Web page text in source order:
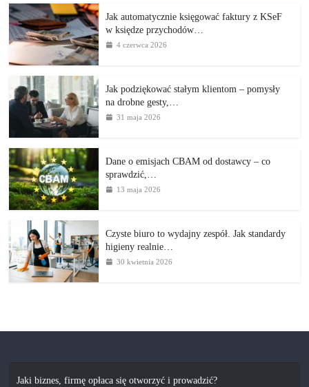
Jak automatycznie księgować faktury z KSeF
w księdze przychodów…
4 czerwca 2026
Jak podziękować stałym klientom – pomysły
na drobne gesty,…
31 maja 2026
Dane o emisjach CBAM od dostawcy – co
sprawdzić,…
13 maja 2026
Czyste biuro to wydajny zespół. Jak standardy
higieny realnie…
30 kwietnia 2026
Jaki biznes, firmę opłaca się otworzyć i prowadzić?